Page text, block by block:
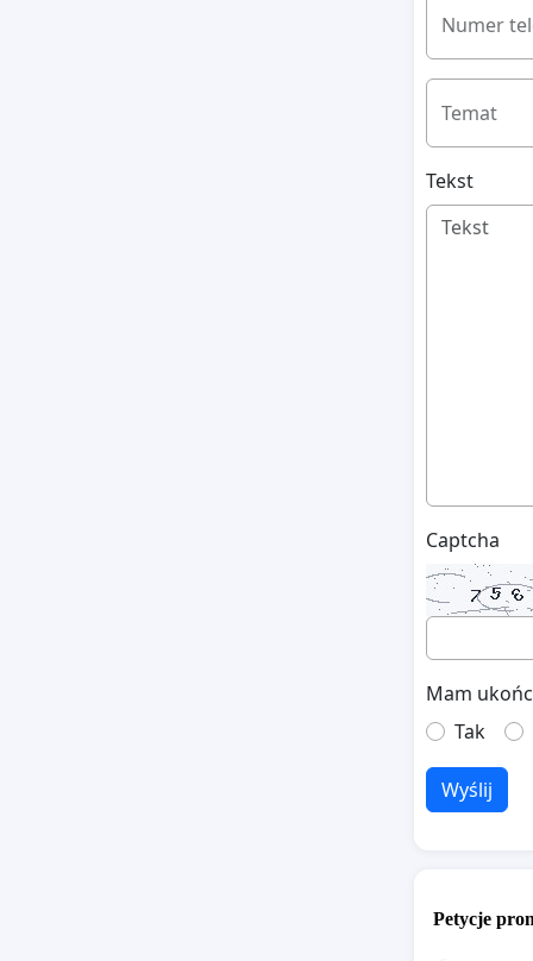
Numer
Temat
Tekst
Captcha
Mam
Tak
Wyślij
Petycje